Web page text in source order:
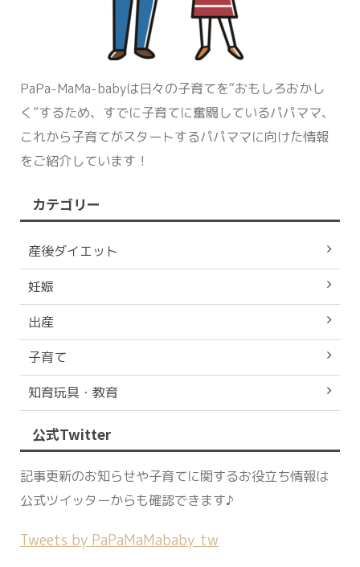
PaPa-MaMa-babyは日々の子育てを“おもしろおかし
く”するため、すでに子育てに奮闘しているパパママ、
これから子育てがスタートするパパママに向けた情報
をご紹介しています！
カテゴリー
産後ダイエット
妊娠
出産
子育て
知育玩具・教育
公式Twitter
記事更新のお知らせや子育てに関するお役立ち情報は
公式ツイッターからも確認できます♪
Tweets by PaPaMaMababy_tw